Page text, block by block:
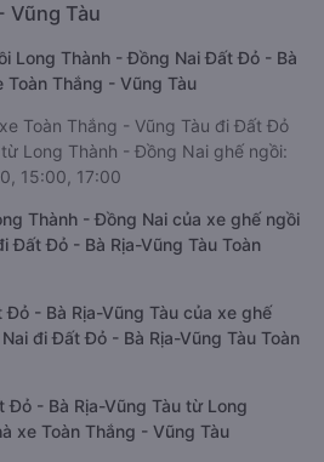
Vũng Tàu
Long Thành - Đồng Nai Đất Đỏ - Bà
Toàn Thắng - Vũng Tàu
Toàn Thắng - Vũng Tàu đi Đất Đỏ
Long Thành - Đồng Nai ghế ngồi:
15:00, 17:00
Thành - Đồng Nai của xe ghế ngồi
Đất Đỏ - Bà Rịa-Vũng Tàu Toàn
- Bà Rịa-Vũng Tàu của xe ghế
đi Đất Đỏ - Bà Rịa-Vũng Tàu Toàn
Đỏ - Bà Rịa-Vũng Tàu từ Long
xe Toàn Thắng - Vũng Tàu